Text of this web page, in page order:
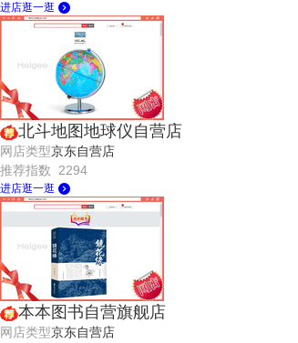
进店逛一逛
北斗地图地球仪自营店
网店类型京东自营店
推荐指数 2294
进店逛一逛
本本图书自营旗舰店
网店类型京东自营店